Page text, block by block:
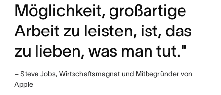
Möglichkeit, großartige
Arbeit zu leisten, ist, das
zu lieben, was man tut."
– Steve Jobs, Wirtschaftsmagnat und Mitbegründer von
Apple